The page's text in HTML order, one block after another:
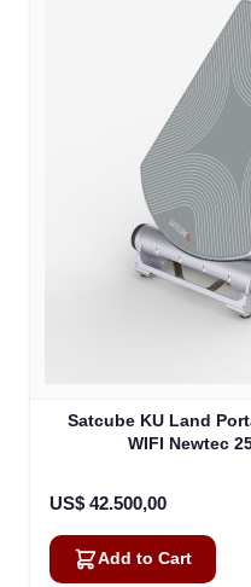
Satcube KU Land
WIFI Newtec
US$ 42.500,00
Add to Cart